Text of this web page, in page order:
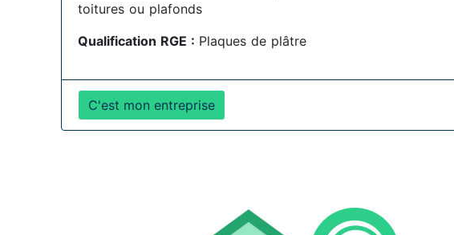
toitures ou plafonds
Qualification RGE : Plaques de plâtre
C'est mon entreprise